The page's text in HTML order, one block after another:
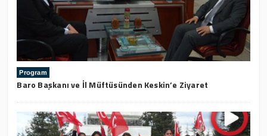
Program
Baro Başkanı ve İl Müftüsünden Keskin’e Ziyaret